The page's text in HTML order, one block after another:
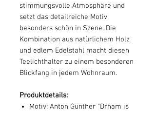
stimmungsvolle Atmosphäre und
setzt das detailreiche Motiv
besonders schön in Szene. Die
Kombination aus natürlichem Holz
und edlem Edelstahl macht diesen
Teelichthalter zu einem besonderen
Blickfang in jedem Wohnraum.
Produktdetails:
Motiv: Anton Günther "Drham is